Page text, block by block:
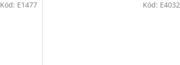
Kód: E1477 Kód: E4032